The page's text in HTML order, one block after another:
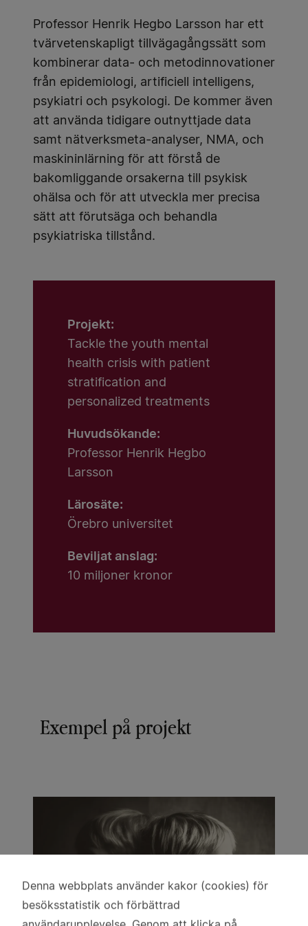
Professor Henrik Hegbo Larsson har ett
tvärvetenskapligt tillvägagångssätt som
kombinerar data- och metodinnovationer
från epidemiologi, artificiell intelligens,
psykiatri och psykologi. De kommer även
att använda tidigare outnyttjade data
samt nätverksmeta-analyser, NMA, och
maskininlärning för att förstå de
bakomliggande orsakerna till psykisk
ohälsa och för att utveckla mer precisa
sätt att förutsäga och behandla
psykiatriska tillstånd.
Projekt:
Tackle the youth mental
health crisis with patient
stratification and
personalized treatments
Huvudsökande:
Professor Henrik Hegbo
Larsson
Lärosäte:
Örebro universitet
Beviljat anslag:
10 miljoner kronor
Exempel på projekt
Användning
av
Denna webbplats använder kakor (cookies) för
besöksstatistik och förbättrad